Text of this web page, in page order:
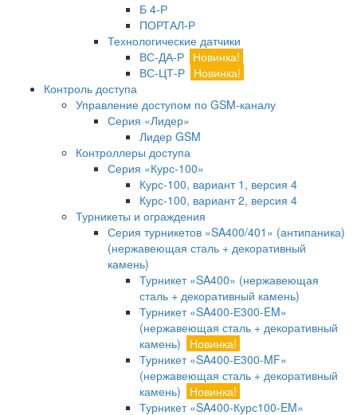
Б 4-Р
ПОРТАЛ-Р
Технологические датчики
ВС-ДА-Р Новинка!
ВС-ЦТ-Р Новинка!
Контроль доступа
Управление доступом по GSM-каналу
Серия «Лидер»
Лидер GSM
Контроллеры доступа
Серия «Курс-100»
Курс-100, вариант 1, версия 4
Курс-100, вариант 2, версия 4
Турникеты и ограждения
Серия турникетов «SA400/401» (антипаника)
(нержавеющая сталь + декоративный
камень)
Турникет «SA400» (нержавеющая
сталь + декоративный камень)
Турникет «SA400-Е300-EM»
(нержавеющая сталь + декоративный
камень)
Новинка!
Турникет «SA400-Е300-MF»
(нержавеющая сталь + декоративный
камень)
Новинка!
Турникет «SA400-Курс100-EM»